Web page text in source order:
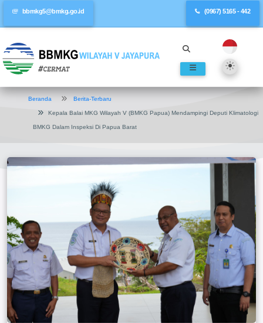
bbmkg5@bmkg.go.id (0967) 5165 - 442
Beranda Berita-Terbaru
Kepala Balai MKG Wilayah V (BMKG Papua) Mendampingi Deputi Klimatologi
BMKG Dalam Inspeksi Di Papua Barat